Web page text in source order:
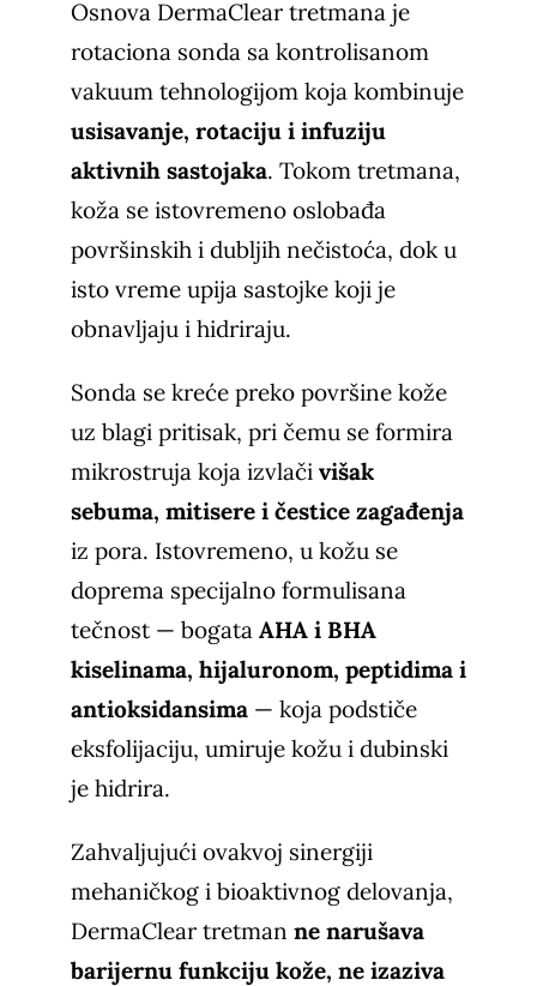
Osnova DermaClear tretmana je
rotaciona sonda sa kontrolisanom
vakuum tehnologijom koja kombinuje
usisavanje, rotaciju i infuziju
aktivnih sastojaka. Tokom tretmana,
koža se istovremeno oslobađa
površinskih i dubljih nečistoća, dok u
isto vreme upija sastojke koji je
obnavljaju i hidriraju.
Sonda se kreće preko površine kože
uz blagi pritisak, pri čemu se formira
mikrostruja koja izvlači višak
sebuma, mitisere i čestice zagađenja
iz pora. Istovremeno, u kožu se
doprema specijalno formulisana
tečnost — bogata AHA i BHA
kiselinama, hijaluronom, peptidima i
antioksidansima— koja podstiče
eksfolijaciju, umiruje kožu i dubinski
je hidrira.
Zahvaljujući ovakvoj sinergiji
mehaničkog i bioaktivnog delovanja,
DermaClear tretman ne narušava
barijernu funkciju kože, ne izaziva